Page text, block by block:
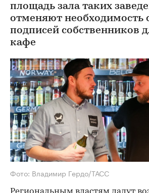
площадь зала таких
отменяют необходимость
подписей собственников
кафе
Фото: Владимир Гердо/ТАСС